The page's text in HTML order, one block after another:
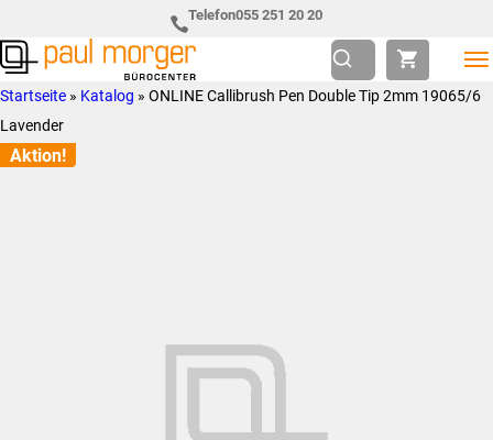
Hauptnavigation
springen
to
main
content
Telefon055 251 20 20
Paul
Morger
AG
so
individuell
wie
Startseite » Katalog » ONLINE Callibrush Pen Double Tip 2mm 19065/6
Lavender
Aktion!